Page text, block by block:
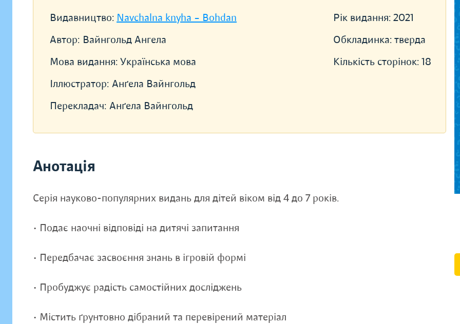
Видавництво: Navchalna knyha – Bohdan
Автор: Вайнгольд Ангела
Мова видання: Українська мова
Іллюстратор: Анґела Вайнгольд
Перекладач: Анґела Вайнгольд
Рік видання: 2021
Обкладинка: тверда
Кількість сторінок: 18
Анотація
Серія науково-популярних видань для дітей віком від 4 до 7 років.
• Подає наочні відповіді на дитячі запитання
• Передбачає засвоєння знань в ігровій формі
• Пробуджує радість самостійних досліджень
• Містить ґрунтовно дібраний та перевірений матеріал